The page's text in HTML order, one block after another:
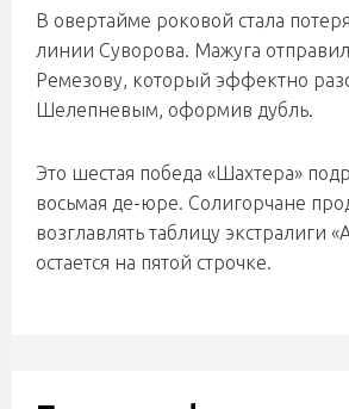
В овертайме роковой стала
линии Суворова. Мажуга
Ремезову, который эффектно
Шелепневым, оформив дубль.
Это шестая победа «Шахтера»
восьмая де-юре. Солигорчане
возглавлять таблицу экстралиги
остается на пятой строчке.